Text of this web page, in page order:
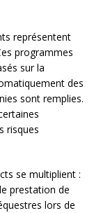
représentent
programmes
sur la
des
sont remplies.
risques
se multiplient :
prestation de
lors de